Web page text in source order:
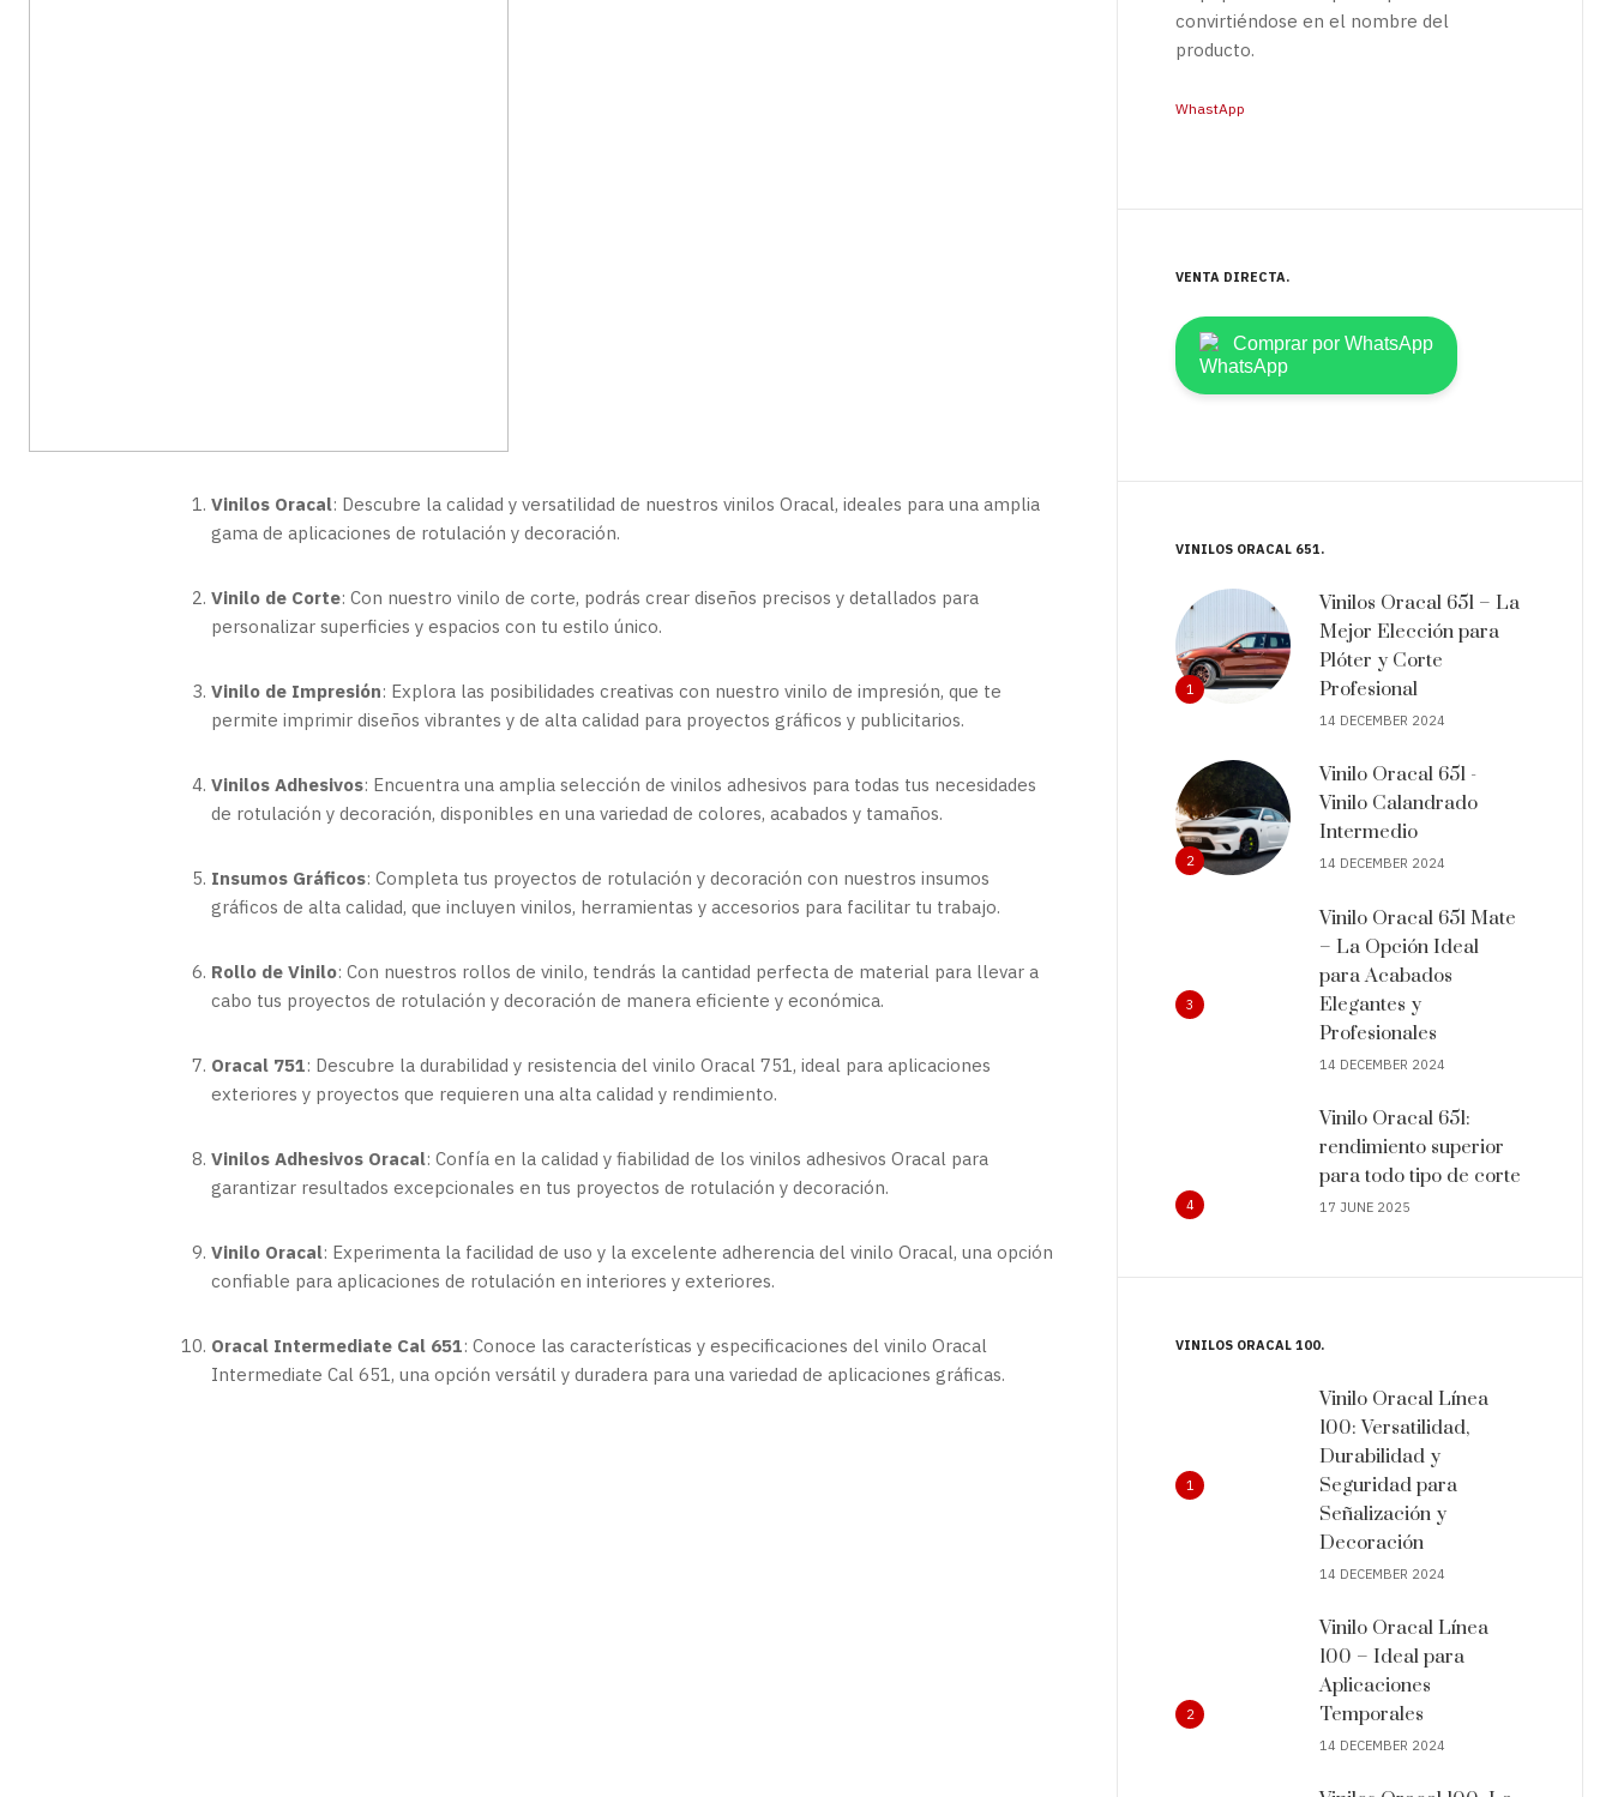
Vinilos Oracal: Descubre la calidad y versatilidad de nuestros vinilos Oracal, ideales para una amplia
gama de aplicaciones de rotulación y decoración.
Vinilo de Corte: Con nuestro vinilo de corte, podrás crear diseños precisos y detallados para
personalizar superficies y espacios con tu estilo único.
Vinilo de Impresión: Explora las posibilidades creativas con nuestro vinilo de impresión, que te
permite imprimir diseños vibrantes y de alta calidad para proyectos gráficos y publicitarios.
Vinilos Adhesivos: Encuentra una amplia selección de vinilos adhesivos para todas tus necesidades
de rotulación y decoración, disponibles en una variedad de colores, acabados y tamaños.
Insumos Gráficos: Completa tus proyectos de rotulación y decoración con nuestros insumos
gráficos de alta calidad, que incluyen vinilos, herramientas y accesorios para facilitar tu trabajo.
Rollo de Vinilo: Con nuestros rollos de vinilo, tendrás la cantidad perfecta de material para llevar a
cabo tus proyectos de rotulación y decoración de manera eficiente y económica.
Oracal 751: Descubre la durabilidad y resistencia del vinilo Oracal 751, ideal para aplicaciones
exteriores y proyectos que requieren una alta calidad y rendimiento.
Vinilos Adhesivos Oracal: Confía en la calidad y fiabilidad de los vinilos adhesivos Oracal para
garantizar resultados excepcionales en tus proyectos de rotulación y decoración.
Vinilo Oracal: Experimenta la facilidad de uso y la excelente adherencia del vinilo Oracal, una opción
confiable para aplicaciones de rotulación en interiores y exteriores.
Oracal Intermediate Cal 651: Conoce las características y especificaciones del vinilo Oracal
Intermediate Cal 651, una opción versátil y duradera para una variedad de aplicaciones gráficas.
convirtiéndose en el nombre del
producto.
WhastApp
VENTA DIRECTA
Comprar por WhatsApp
VINILOS ORACAL 651
1
Vinilos Oracal 651 – La
Mejor Elección para
Plóter y Corte
Profesional
14 DECEMBER 2024
2
Vinilo Oracal 651 -
Vinilo Calandrado
Intermedio
14 DECEMBER 2024
3
Vinilo Oracal 651 Mate
– La Opción Ideal
para Acabados
Elegantes y
Profesionales
14 DECEMBER 2024
4
Vinilo Oracal 651:
rendimiento superior
para todo tipo de corte
17 JUNE 2025
VINILOS ORACAL 100
1
Vinilo Oracal Línea
100: Versatilidad,
Durabilidad y
Seguridad para
Señalización y
Decoración
14 DECEMBER 2024
2
Vinilo Oracal Línea
100 – Ideal para
Aplicaciones
Temporales
14 DECEMBER 2024